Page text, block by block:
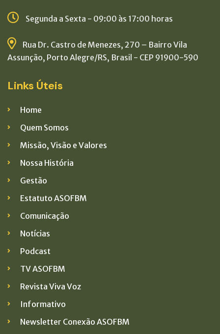
Segunda a Sexta - 09:00 às 17:00 horas
Rua Dr. Castro de Menezes, 270 – Bairro Vila
Assunção, Porto Alegre/RS, Brasil - CEP 91900-590
Links Úteis
Home
Quem Somos
Missão, Visão e Valores
Nossa História
Gestão
Estatuto ASOFBM
Comunicação
Notícias
Podcast
TV ASOFBM
Revista Viva Voz
Informativo
Newsletter Conexão ASOFBM